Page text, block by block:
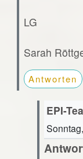
LG
Sarah
Antworten
EPI-